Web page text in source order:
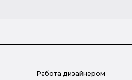
Работа дизайнером